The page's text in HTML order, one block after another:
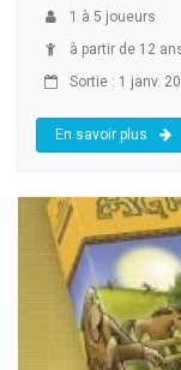
1 à 5 joueurs
à partir de 12
Sortie : 1 janv.
En savoir plus